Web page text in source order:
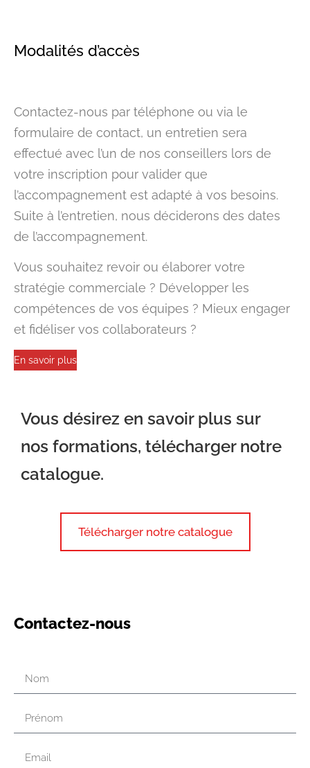
Modalités d’accès
Contactez-nous par téléphone ou via le
formulaire de contact, un entretien sera
effectué avec l’un de nos conseillers lors de
votre inscription pour valider que
l’accompagnement est adapté à vos besoins.
Suite à l’entretien, nous déciderons des dates
de l’accompagnement.
Vous souhaitez revoir ou élaborer votre
stratégie commerciale ? Développer les
compétences de vos équipes ? Mieux engager
et fidéliser vos collaborateurs ?
En savoir plus
Vous désirez en savoir plus sur
nos formations, télécharger notre
catalogue.
Télécharger notre catalogue
Contactez-nous